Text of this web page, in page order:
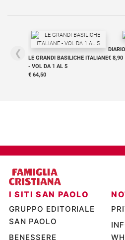
Ambiente
settimana
Migranti
Diversità
e
inclusione
Costume
❮
LE GRANDI BASILICHE ITALIANE
- VOL DA 1 AL 5
€ 64,50
€ 8,90
I SITI SAN PAOLO
GRUPPO EDITORIALE
SAN PAOLO
BENESSERE